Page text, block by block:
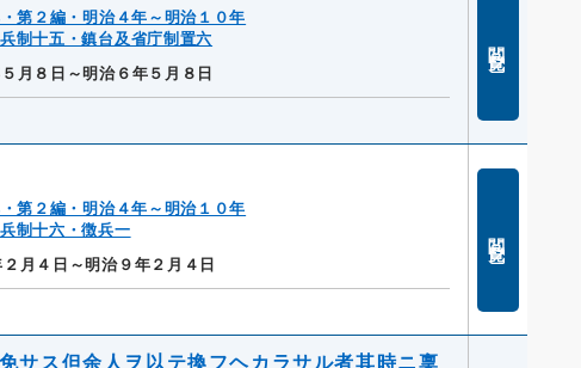
第２編・明治４年～明治１０年
制十五・鎮台及省庁制置六
月８日～明治６年５月８日
第２編・明治４年～明治１０年
制十六・徴兵一
月４日～明治９年２月４日
サス但余人ヲ以テ換フヘカラサル者其時ニ稟